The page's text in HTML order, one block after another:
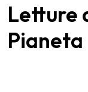
Letture
Pianeta